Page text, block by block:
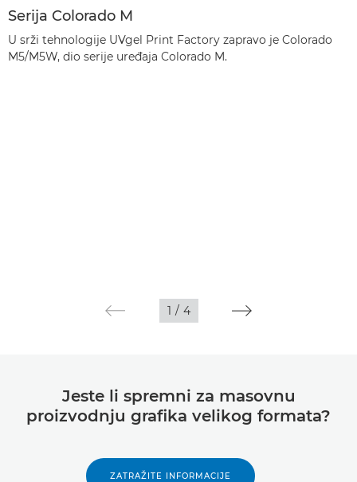
Serija Colorado M
U srži tehnologije UVgel Print Factory zapravo je Colorado
M5/M5W, dio serije uređaja Colorado M.
1 / 4
Jeste li spremni za masovnu
proizvodnju grafika velikog formata?
ZATRAŽITE INFORMACIJE